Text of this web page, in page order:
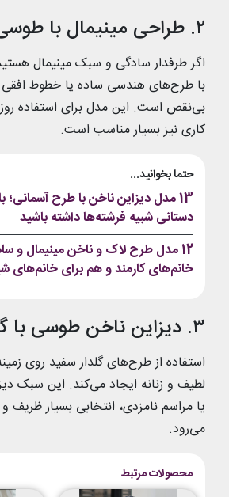
۲. طراحی مینیمال با طوسی مات
اگر طرفدار سادگی و سبک مینیمال
با طرح‌های هندسی ساده یا خطوط افقی
بی‌نقص است. این مدل برای استفاده
کاری نیز بسیار مناسب است.
حتما بخوانید...
13 مدل دیزاین ناخن با طرح
دستانی شبیه فرشته‌ها داشته باشید
12 مدل طرح لاک و ناخن مینیمال و
خانم‌های کارمند و هم برای خانم‌های
۳. دیزاین ناخن طوسی با گل‌های سفید
استفاده از طرح‌های گلدار سفید روی
لطیف و زنانه ایجاد می‌کند. این سبک
یا مراسم نامزدی، انتخابی بسیار
می‌رود.
محصولات مرتبط